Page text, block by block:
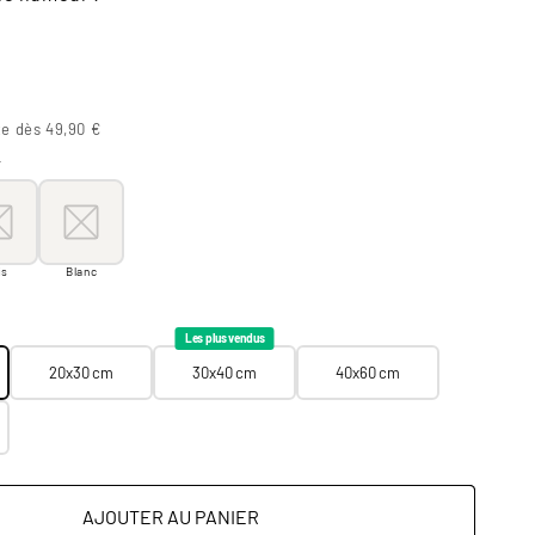
dès 49,90 €
Blanc
30x40 cm 40x60 cm
Blanc
20x30 cm
Les plus vendus
30x40 cm 40x60 cm
AJOUTER AU PANIER